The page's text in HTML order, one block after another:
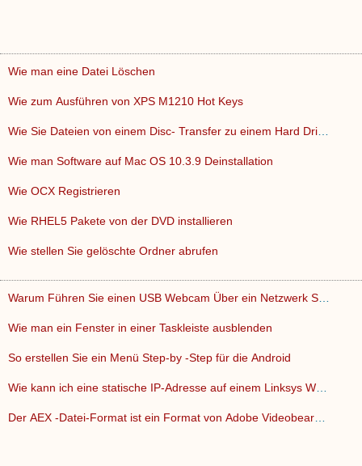
Wie man eine Datei Löschen
Wie zum Ausführen von XPS M1210 Hot Keys
Wie man Software auf Mac OS 10.3.9 Deinstallation
Wie OCX Registrieren
Wie RHEL5 Pakete von der DVD installieren
Wie stellen Sie gelöschte Ordner abrufen
Wie man ein Fenster in einer Taskleiste ausblenden
So erstellen Sie ein Menü Step-by -Step für die Android